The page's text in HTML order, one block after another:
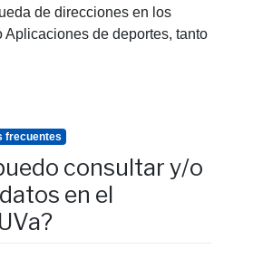
de direcciones en los
Aplicaciones de deportes, tanto
frecuentes
consultar y/o
en el